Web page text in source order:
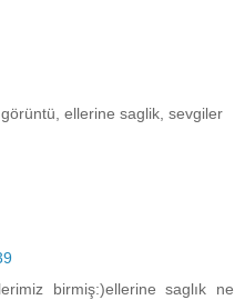
ellerine saglik, sevgiler
birmiş:)ellerine saglık ne